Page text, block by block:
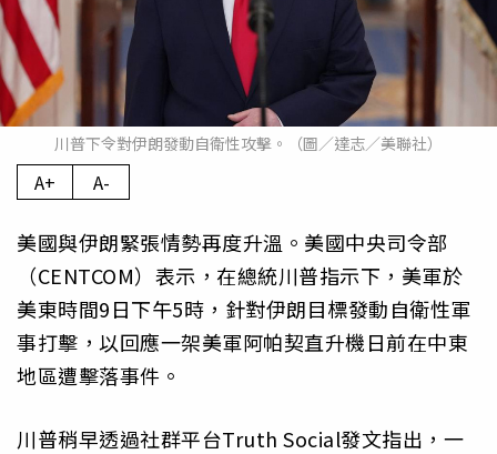
川普下令對伊朗發動自衛性攻擊。（圖／達志／美聯社）
A+ A-
美國與伊朗緊張情勢再度升溫。美國中央司令部
（CENTCOM）表示，在總統川普指示下，美軍於
美東時間9日下午5時，針對伊朗目標發動自衛性軍
事打擊，以回應一架美軍阿帕契直升機日前在中東
地區遭擊落事件。
川普稍早透過社群平台Truth Social發文指出，一